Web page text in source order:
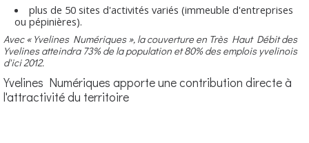
plus de 50 sites d'activités variés (immeuble d'entreprises
ou pépinières).
Avec « Yvelines Numériques », la couverture en Très Haut Débit des
Yvelines atteindra 73% de la population et 80% des emplois yvelinois
d'ici 2012.
Yvelines Numériques apporte une contribution directe à
l'attractivité du territoire